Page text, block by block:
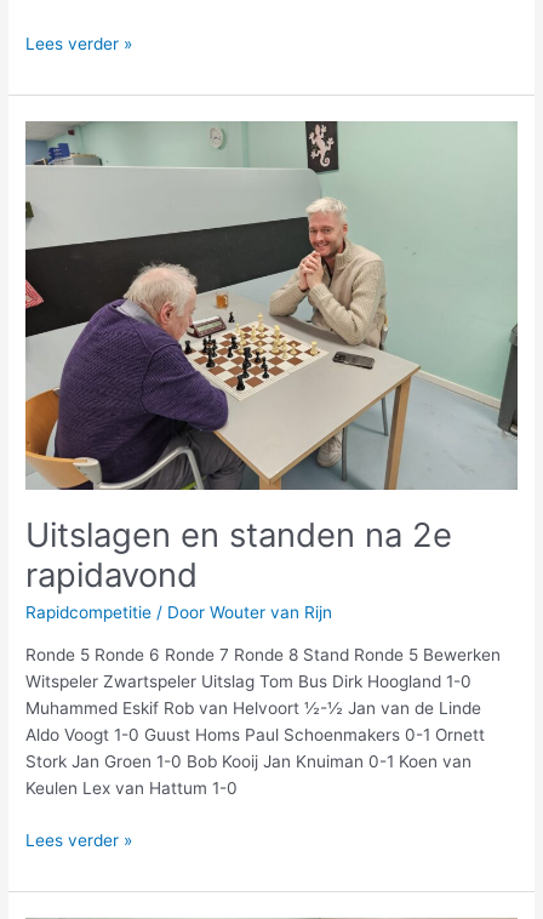
Lees verder »
Uitslagen en standen na 2e
rapidavond
Rapidcompetitie / DoorWouter van Rijn
Ronde 5 Ronde 6 Ronde 7 Ronde 8 Stand Ronde 5 Bewerken
Witspeler Zwartspeler Uitslag Tom Bus Dirk Hoogland 1-0
Muhammed Eskif Rob van Helvoort ½-½ Jan van de Linde
Aldo Voogt 1-0 Guust Homs Paul Schoenmakers 0-1 Ornett
Stork Jan Groen 1-0 Bob Kooij Jan Knuiman 0-1 Koen van
Keulen Lex van Hattum 1-0
Uitslagen
en
na
Lees verder »